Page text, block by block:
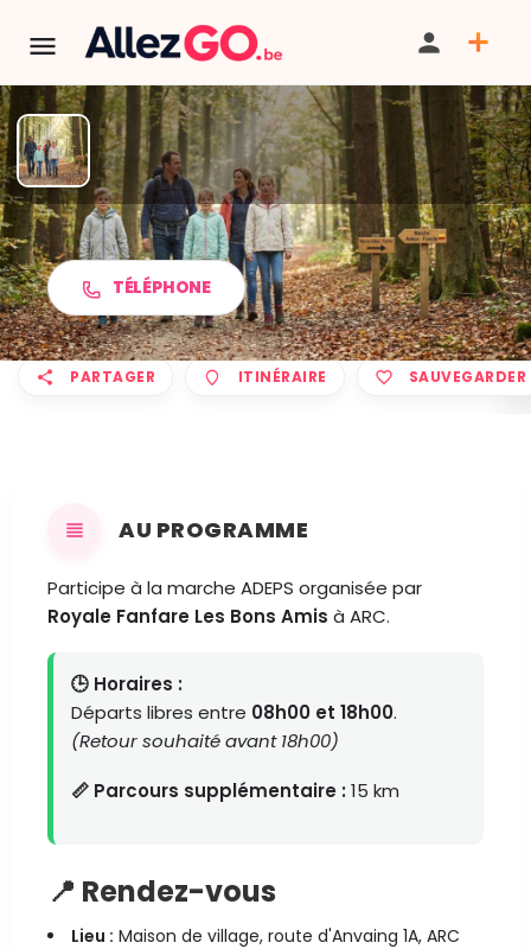
Marche ADEPS à ARC
TÉLÉPHONE
PARTAGER ITINÉRAIRE SAUVEGARDER
AU PROGRAMME
Participe à la marche ADEPS organisée par
Royale Fanfare Les Bons Amis à ARC.
🕒 Horaires :
Départs libres entre 08h00 et 18h00.
(Retour souhaité avant 18h00)
📏 Parcours supplémentaire :15 km
📍 Rendez-vous
Lieu : Maison de village, route d'Anvaing 1A, ARC